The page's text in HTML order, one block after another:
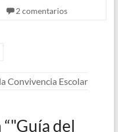
2 comentarios
Convivencia Escolar
"Guía del